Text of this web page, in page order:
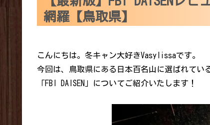
網羅【鳥取県】
こんにちは。冬キャン大好きVasylissaです。
今回は、鳥取県にある日本百名山に選ばれてい
「FBI DAISEN」についてご紹介いたします！